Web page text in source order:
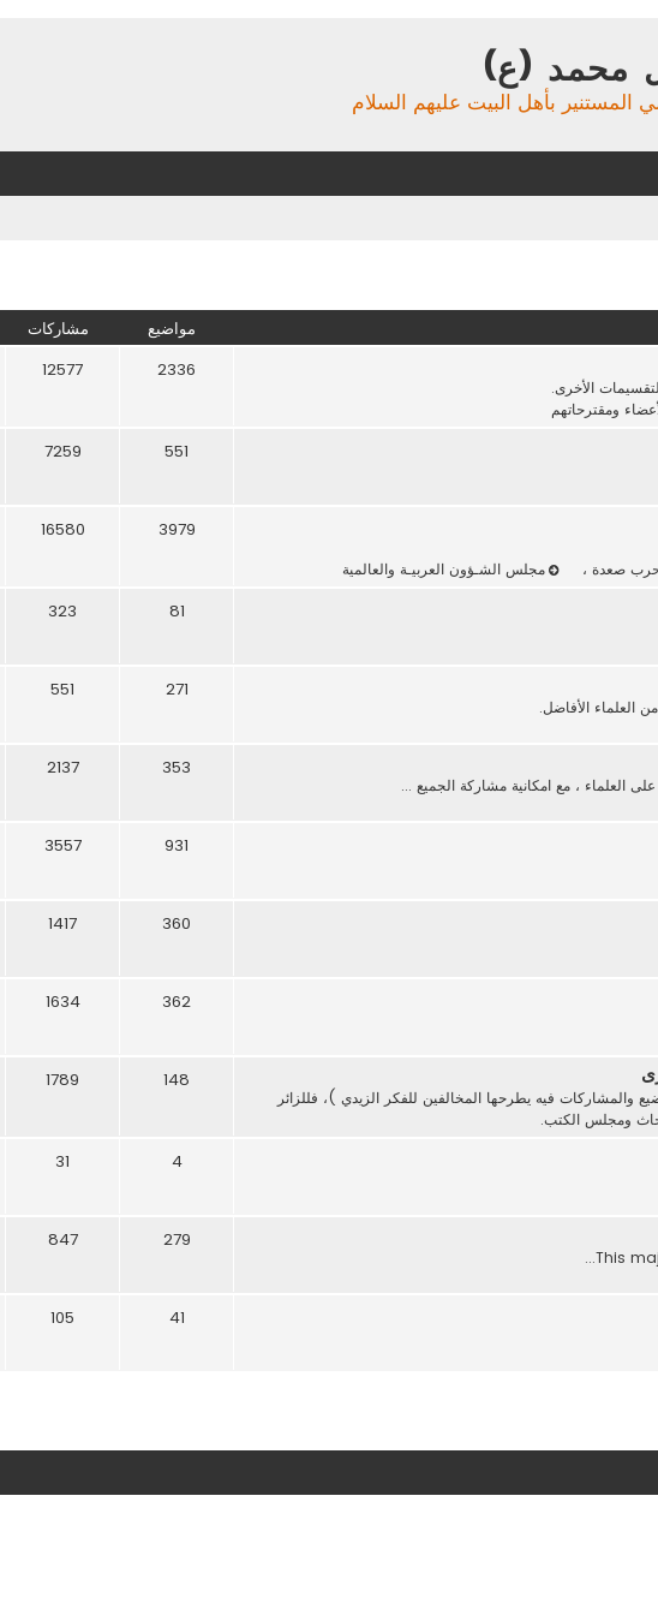
محمد (ع)
المستنير بأهل البيت عليهم السلام
مواضيع مشاركات
الأخرى.
ومقترحاتهم
2336
12577
551
7259
حرب صعدة ، مجلس الشـؤون العربيـة والعالمية
3979
16580
81
323
العلماء الأفاضل.
271
551
العلماء ، مع امكانية مشاركة الجميع ...
353
2137
931
3557
360
1417
362
1634
والمشاركات فيه يطرحها المخالفين للفكر الزيدي )، فللزائر
ومجلس الكتب.
148
1789
4
31
This
279
847
41
105